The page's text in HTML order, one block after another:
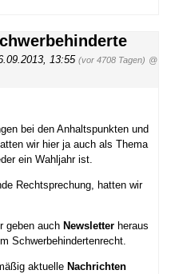
13:55 (vor 4708 Tagen) @
bei den Anhaltspunkten und
wir hier ja auch als Thema
ein Wahljahr ist.
Rechtsprechung, hatten wir
geben auch Newsletter heraus
Schwerbehindertenrecht.
aktuelle Nachrichten